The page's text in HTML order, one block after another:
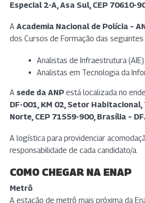
Especial 2-A, Asa Sul, CEP 70610-
A Academia Nacional de Polícia –
dos Cursos de Formação das seguintes
Analistas de Infraestrutura
Analistas em Tecnologia da
A sede da ANP está localizada no
DF-001, KM 02, Setor
Norte, CEP 71559-900, Brasília – DF.
A logística para providenciar
responsabilidade de cada candidato/a.
COMO CHEGAR NA ENAP
Metrô
A estação de metrô mais próxima da